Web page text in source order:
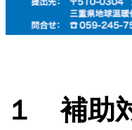
１ 補助